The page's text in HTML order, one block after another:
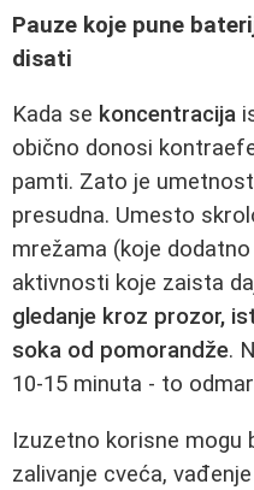
Pauze koje pune
disati
Kada se koncentracija
obično donosi
pamti. Zato je umetnost
presudna. Umesto
mrežama (koje
aktivnosti koje zaista
gledanje kroz prozor,
soka od pomorandže.
10-15 minuta - to
Izuzetno korisne mogu
zalivanje cveća,